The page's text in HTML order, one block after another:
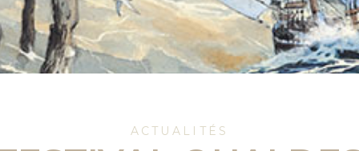
ACTUALITÉS